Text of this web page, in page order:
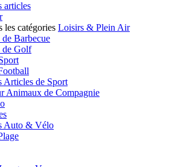
articles
les catégories Loisirs & Plein Air
de Barbecue
de Golf
Articles de Sport
Animaux de Compagnie
Auto & Vélo